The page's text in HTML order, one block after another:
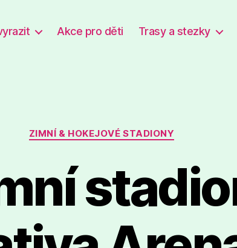
Akce pro děti Trasy a stezky
Rubriky
ZIMNÍ & HOKEJOVÉ STADIONY